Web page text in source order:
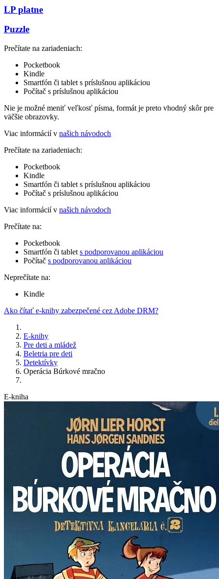
LP platne
Puzzle
Prečítate na zariadeniach:
Pocketbook
Kindle
Smartfón či tablet s príslušnou aplikáciou
Počítač s príslušnou aplikáciou
Nie je možné meniť veľkosť písma, formát je preto vhodný skôr pre
väčšie obrazovky.
Viac informácií v našich návodoch
Prečítate na zariadeniach:
Pocketbook
Kindle
Smartfón či tablet s príslušnou aplikáciou
Počítač s príslušnou aplikáciou
Viac informácií v našich návodoch
Prečítate na:
Pocketbook
Smartfón či tablet s podporovanou aplikáciou
Počítač s podporovanou aplikáciou
Neprečítate na:
Kindle
Ako čítať e-knihy zabezpečené cez Adobe DRM?
E-knihy
Pre deti a mládež
Beletria pre deti
Detektívky
Operácia Búrkové mračno
E-kniha